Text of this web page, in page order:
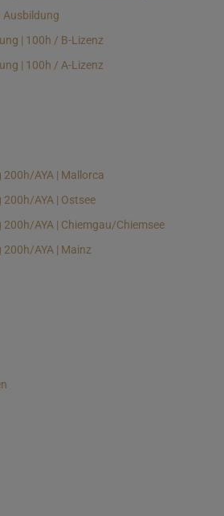
| 100h / B-Lizenz
| 100h / A-Lizenz
AYA | Mallorca
AYA | Ostsee
AYA | Chiemgau/Chiemsee
AYA | Mainz